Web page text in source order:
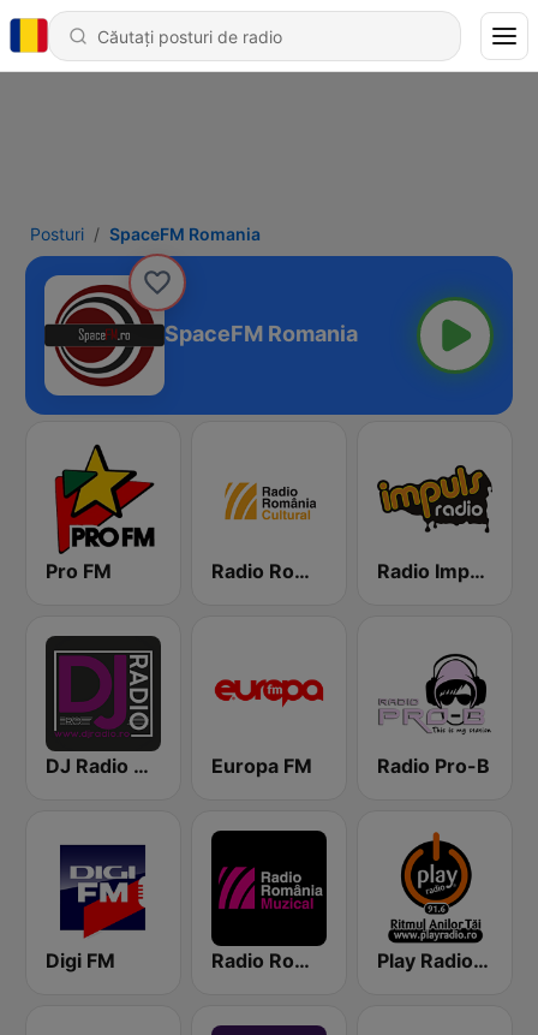
Posturi SpaceFM Romania
SpaceFM Romania
Pro FM Radio România Cultural Radio Impuls 101.5 FM
DJ Radio Romania Europa FM Radio Pro-B
Digi FM Radio România Muzical Play Radio Constanta